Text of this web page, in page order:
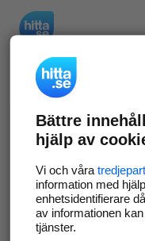
Verifiera
Gör som 69 550
företagssida på
kunder i ditt
Uppdatera din
Bättre
hjälp av
Vi och våra
information med
enhetsidentifierare
av informationen
tjänster.